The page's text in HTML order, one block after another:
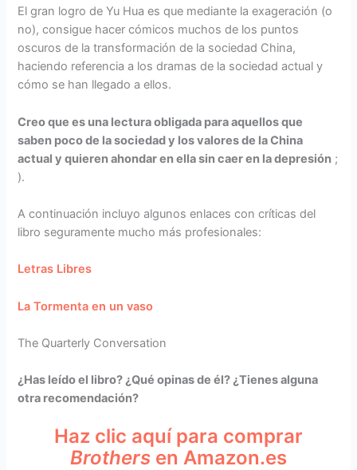
El gran logro de Yu Hua es que mediante la exageración (o
no), consigue hacer cómicos muchos de los puntos
oscuros de la transformación de la sociedad China,
haciendo referencia a los dramas de la sociedad actual y
cómo se han llegado a ellos.
Creo que es una lectura obligada para aquellos que
saben poco de la sociedad y los valores de la China
actual y quieren ahondar en ella sin caer en la depresión ;
).
A continuación incluyo algunos enlaces con críticas del
libro seguramente mucho más profesionales:
Letras Libres
La Tormenta en un vaso
The Quarterly Conversation
¿Has leído el libro? ¿Qué opinas de él? ¿Tienes alguna
otra recomendación?
Haz clic aquí para comprar
Brothers en Amazon.es